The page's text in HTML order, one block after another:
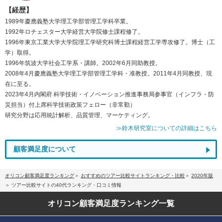
【経歴】
1989年慶應義塾大学理工学部管理工学科卒業。
1992年ロチェスター大学経営大学院修士課程修了。
1996年東京工業大学大学院理工学研究科博士課程経営工学専攻修了。博士（工
学）取得。
1996年筑波大学社会工学系・講師。2002年6月同助教授。
2008年4月慶應義塾大学理工学部管理工学科・准教授。2011年4月同教授、現
在に至る。
2023年4月内閣府 科学技術・イノベーション推進事務局参事官（インフラ・防
災担当）付上席科学技術政策フェロー（非常勤）
研究分野は応用統計解析、品質管理、マーケティング。
≫鈴木研究室についての詳細はこちら
顧客満足度について
オリコン顧客満足度ランキング おすすめのツアー比較サイトランキング・比較
2020年版
ツアー比較サイトの40代ランキング・口コミ情報
オリコン顧客満足度ランキング一覧